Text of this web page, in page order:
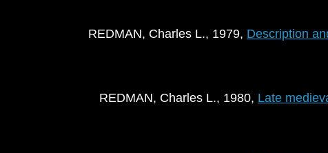
REDMAN, Charles L., 1979, Description
REDMAN, Charles L., 1980, Late